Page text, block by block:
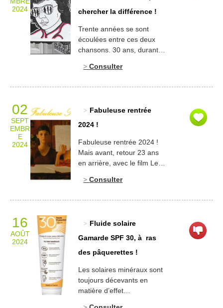
cosmétiques ou
médicamenteux au rayon
« brocante » de notre
univers cosmétique.2 Fini,
2024
chercher la différence !
Trente années se sont
écoulées entre ces deux
chansons. 30 ans, durant
selon la prophétie de Michel
masculins. 1980, la femme
des années 80 a « réussi
du charme ». Elle a
sûrement dû utiliser
quelques cosmétiques pour
cela. Mais […]
Consulter
02
SEPT
EMBR
E
2024
Fabuleuse rentrée
2024 !
Fabuleuse rentrée 2024 !
Mais avant, retour 23 ans
en arrière, avec le film Le
Poulain. Un destin
mains d’Amélie. Un
bouchon qui roule et qui va
faïence de la plinthe de la
salle de […]
Consulter
16
AOÛT
2024
Fluide solaire
Gamarde SPF 30, à ras
des pâquerettes !
Les solaires minéraux sont
toujours décevants en
matière d’effet